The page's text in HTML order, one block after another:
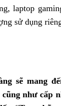
laptop
sử dụng
sẽ mang
như cấp